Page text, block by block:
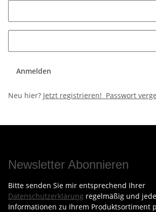
Anmelden
Neu hier? Jetzt registrieren! Passwort
Newsletter Abonnieren
Bitte senden Sie mir entsprechend Ihrer
Datenschutzerklärung regelmäßig und
Informationen zu Ihrem Produktsortiment